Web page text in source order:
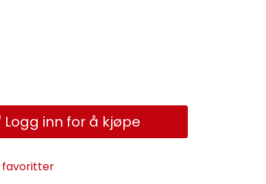
Logg inn for å kjøpe
favoritter